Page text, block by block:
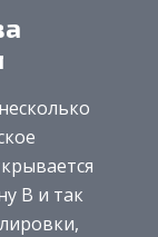
В и так